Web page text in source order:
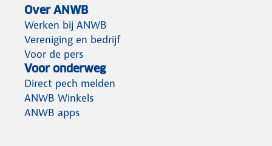
Over ANWB
Werken bij ANWB
Vereniging en bedrijf
Voor de pers
Voor onderweg
Direct pech melden
ANWB Winkels
ANWB apps